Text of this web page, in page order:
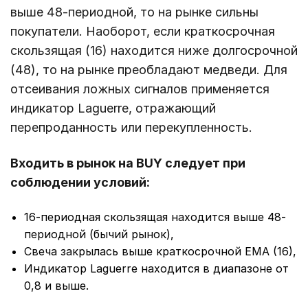
выше 48-периодной, то на рынке сильны
покупатели. Наоборот, если краткосрочная
скользящая (16) находится ниже долгосрочной
(48), то на рынке преобладают медведи. Для
отсеивания ложных сигналов применяется
индикатор Laguerre, отражающий
перепроданность или перекупленность.
Входить в рынок на BUY следует при
соблюдении условий:
16-периодная скользящая находится выше 48-
периодной (бычий рынок),
Свеча закрылась выше краткосрочной EMA (16),
Индикатор Laguerre находится в диапазоне от
0,8 и выше.